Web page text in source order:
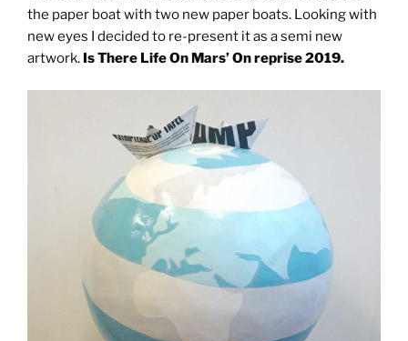
the paper boat with two new paper boats. Looking with
new eyes I decided to re-present it as a semi new
artwork. Is There Life On Mars’ On reprise 2019.